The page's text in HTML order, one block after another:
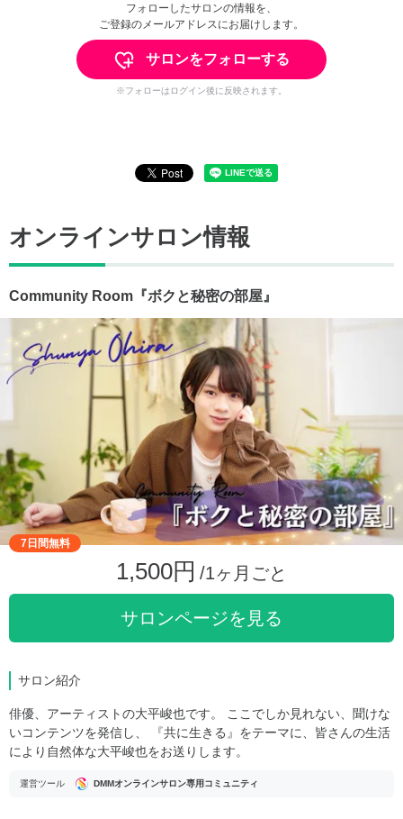
フォローしたサロンの情報を、
ご登録のメールアドレスにお届けします。
サロンをフォローする
※フォローはログイン後に反映されます。
オンラインサロン情報
Community Room『ボクと秘密の部屋』
7日間無料
1,500円 /1ヶ月ごと
サロンページを見る
サロン紹介
俳優、アーティストの大平峻也です。 ここでしか見れない、聞けな
いコンテンツを発信し、 『共に生きる』をテーマに、皆さんの生活
により自然体な大平峻也をお送りします。
運営ツール DMMオンラインサロン専用コミュニティ